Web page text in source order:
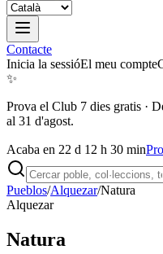
Contacte
Inicia la sessióEl meu compte
✨
Prova el Club 7 dies gratis ·
al 31 d'agost.
Acaba en 22 d 12 h 30 min
Pueblos/Alquezar/Natura
Alquezar
Natura